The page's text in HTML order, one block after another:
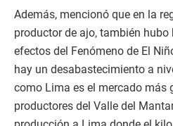
Además, mencionó que en la
productor de ajo, también
efectos del Fenómeno de El
hay un desabastecimiento a
como Lima es el mercado más
productores del Valle del